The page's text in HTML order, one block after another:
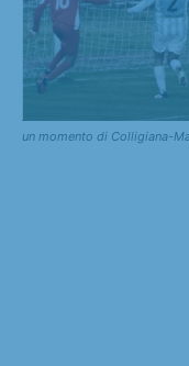
un momento di Colligiana-